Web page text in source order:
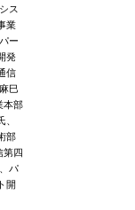
ス
業
ー
発
信
巳
本部
部
第四
パ
開